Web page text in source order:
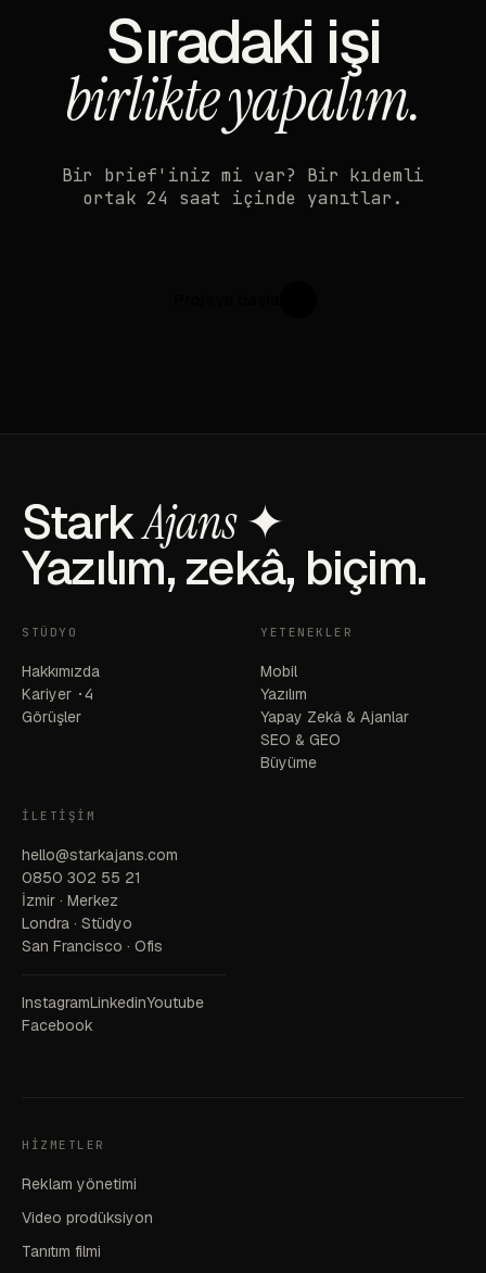
Sıradaki işi
birlikte yapalım.
Bir brief'iniz mi var? Bir kıdemli
ortak 24 saat içinde yanıtlar.
StarkAjans✦
Yazılım, zekâ, biçim.
STÜDYO
Hakkımızda
Kariyer ·4
Görüşler
YETENEKLER
Mobil
Yazılım
Yapay Zekâ & Ajanlar
SEO & GEO
Büyüme
İLETIŞIM
hello@starkajans.com
0850 302 55 21
İzmir · Merkez
Londra · Stüdyo
San Francisco · Ofis
InstagramLinkedinYoutube
Facebook
HIZMETLER
Reklam yönetimi
Video prodüksiyon
Tanıtım filmi